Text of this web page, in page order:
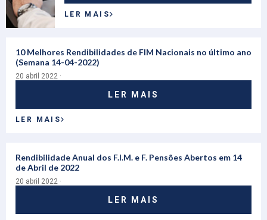
LER MAIS
10 Melhores Rendibilidades de FIM Nacionais no último ano
(Semana 14-04-2022)
20 abril 2022 ·
LER MAIS
LER MAIS
Rendibilidade Anual dos F.I.M. e F. Pensões Abertos em 14
de Abril de 2022
20 abril 2022 ·
LER MAIS